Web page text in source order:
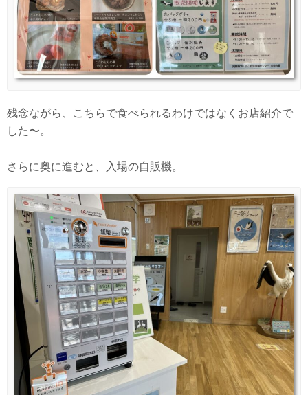
残念ながら、こちらで食べられるわけではなくお店紹介で
した〜。
さらに奥に進むと、入場の自販機。